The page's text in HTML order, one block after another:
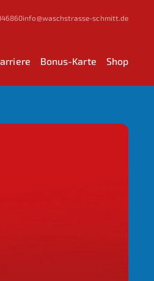
info@waschstrasse-schmitt.de
Bonus-Karte Shop